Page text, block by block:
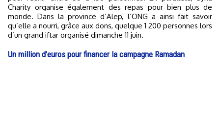
Charity organise également des repas pour bien plus de
monde. Dans la province d’Alep, l’ONG a ainsi fait savoir
qu’elle a nourri, grâce aux dons, quelque 1 200 personnes lors
d’un grand iftar organisé dimanche 11 juin.
Un million d'euros pour financer la campagne Ramadan